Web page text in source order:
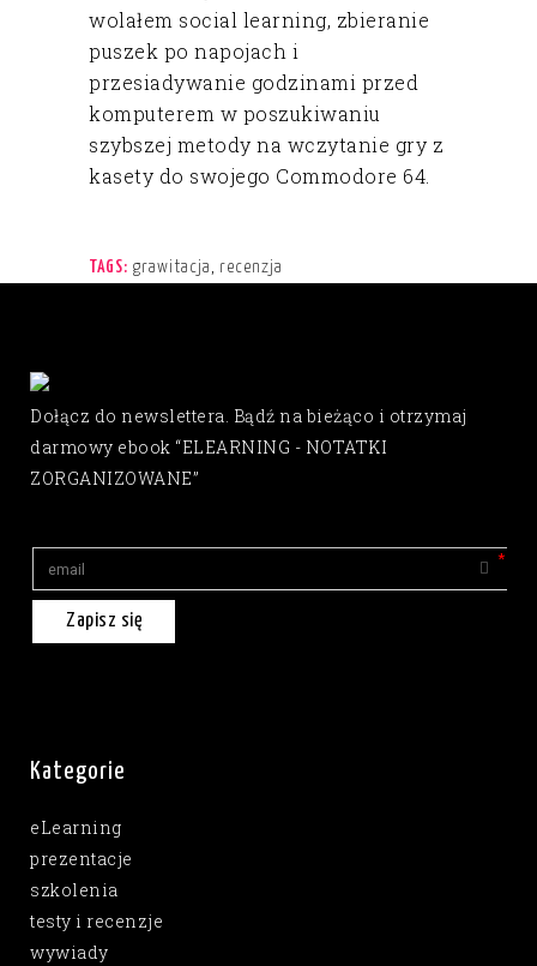
wolałem social learning, zbieranie
puszek po napojach i
przesiadywanie godzinami przed
komputerem w poszukiwaniu
szybszej metody na wczytanie gry z
kasety do swojego Commodore 64.
TAGS: grawitacja , recenzja
Dołącz do newslettera. Bądź na bieżąco i otrzymaj
darmowy ebook “ELEARNING - NOTATKI
ZORGANIZOWANE”
Zapisz się
Kategorie
eLearning
prezentacje
szkolenia
testy i recenzje
wywiady